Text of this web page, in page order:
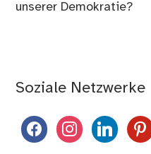
unserer Demokratie?
Soziale Netzwerke
facebookinstagramlinkedin